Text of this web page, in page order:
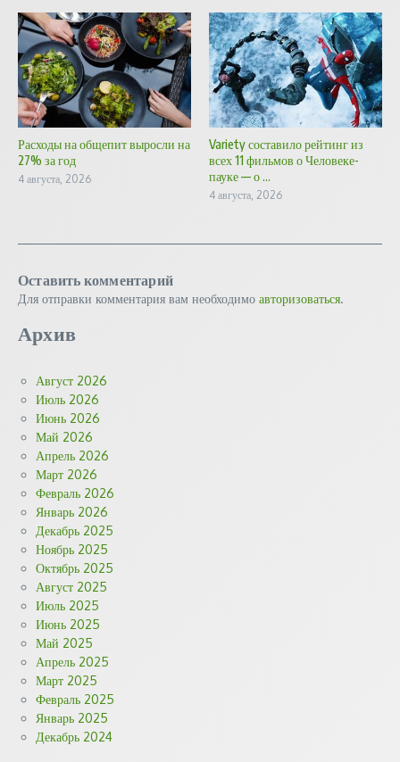
Расходы на общепит выросли на
27% за год
4 августа, 2026
Variety составило рейтинг из
всех 11 фильмов о Человеке-
пауке — о ...
4 августа, 2026
Оставить комментарий
Для отправки комментария вам необходимо авторизоваться.
Архив
Август 2026
Июль 2026
Июнь 2026
Май 2026
Апрель 2026
Март 2026
Февраль 2026
Январь 2026
Декабрь 2025
Ноябрь 2025
Октябрь 2025
Август 2025
Июль 2025
Июнь 2025
Май 2025
Апрель 2025
Март 2025
Февраль 2025
Январь 2025
Декабрь 2024